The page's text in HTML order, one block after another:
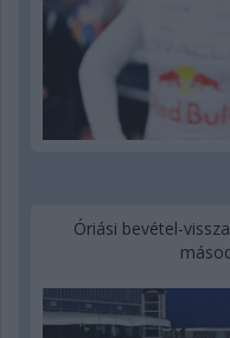
Óriási bevétel-